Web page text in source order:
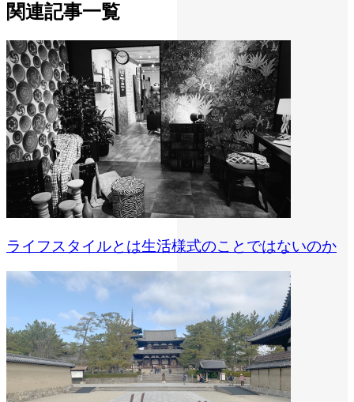
関連記事一覧
ライフスタイルとは生活様式のことではないのか